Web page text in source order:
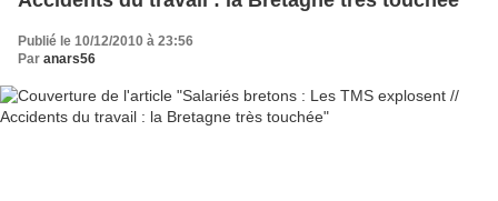
Publié le 10/12/2010 à 23:56
Par anars56